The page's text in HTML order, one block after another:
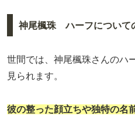
神尾楓珠 ハーフについて
世間では、神尾楓珠さんのハ
見られます。
彼の整った顔立ちや独特の名